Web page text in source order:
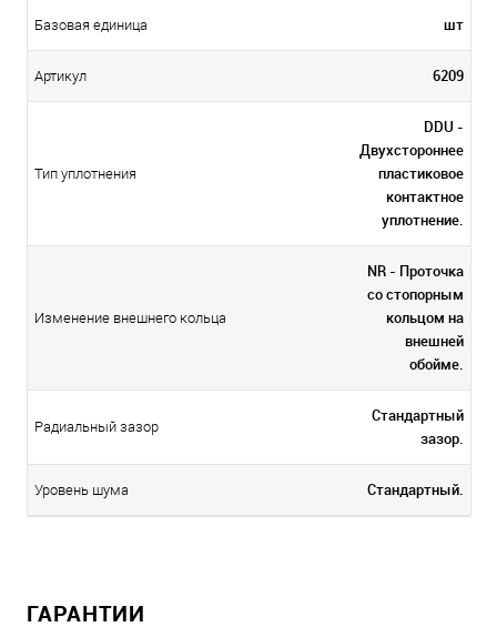
Базовая единица шт
Артикул 6209
Тип уплотнения
DDU -
Двухстороннее
пластиковое
контактное
уплотнение.
Изменение внешнего кольца
NR - Проточка
со стопорным
кольцом на
внешней
обойме.
Радиальный зазор
Стандартный
зазор.
Уровень шума Стандартный.
ГАРАНТИИ